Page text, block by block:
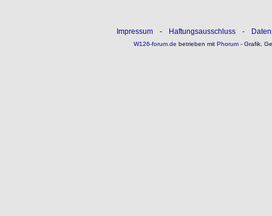
Impressum - Haftungsausschluss -
W126-forum.de betrieben mitPhorum- Grafik,